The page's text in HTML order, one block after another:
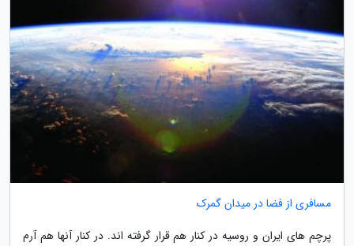
مسافری از فضا در میدان گمرک
پرچم های ایران و روسیه در کنار هم قرار گرفته اند. در کنار آنها هم آرم